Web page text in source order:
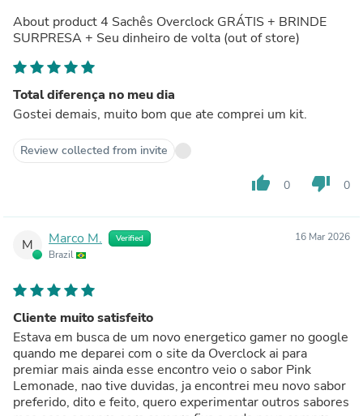
About product4 Sachês Overclock GRÁTIS + BRINDE
SURPRESA + Seu dinheiro de volta (out of store)
Total diferença no meu dia
Gostei demais, muito bom que ate comprei um kit.
Review collected from invite
thumb_up 0 thumb_down 0
M Marco M. Verified
Brazil
16 Mar 2026
Cliente muito satisfeito
Estava em busca de um novo energetico gamer no google
quando me deparei com o site da Overclock ai para
premiar mais ainda esse encontro veio o sabor Pink
Lemonade, nao tive duvidas, ja encontrei meu novo sabor
preferido, dito e feito, quero experimentar outros sabores